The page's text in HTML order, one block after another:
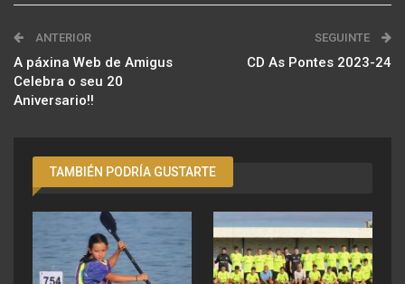
ANTERIOR
A páxina Web de Amigus
Celebra o seu 20
Aniversario!!
SEGUINTE
CD As Pontes 2023-24
TAMBIÉN PODRÍA GUSTARTE